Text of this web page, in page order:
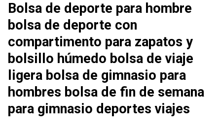
Bolsa de deporte para hombre
bolsa de deporte con
compartimento para zapatos y
bolsillo húmedo bolsa de viaje
ligera bolsa de gimnasio para
hombres bolsa de fin de semana
para gimnasio deportes viajes